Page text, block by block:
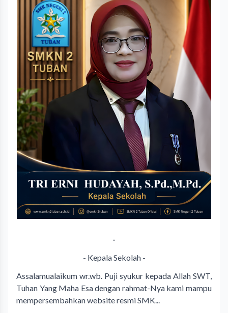
-
- Kepala Sekolah -
Assalamualaikum wr.wb. Puji syukur kepada Allah SWT,
Tuhan Yang Maha Esa dengan rahmat-Nya kami mampu
mempersembahkan website resmi SMK...